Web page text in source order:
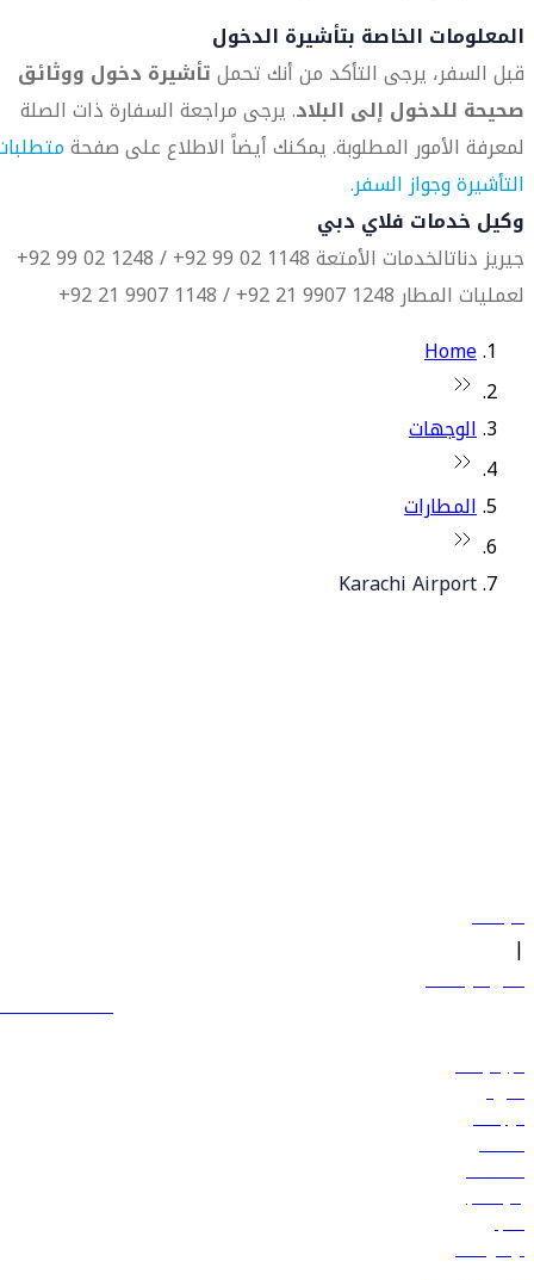
المعلومات الخاصة بتأشيرة الدخول
قبل السفر، يرجى التأكد من أنك تحملتأشيرة دخول ووثائق
صحيحة للدخول إلى البلاد. يرجى مراجعة السفارة ذات الصلة
لمعرفة الأمور المطلوبة. يمكنك أيضاً الاطلاع على صفحة
التأشيرة وجواز السفر.
وكيل خدمات فلاي دبي
جيريز دناتالخدمات الأمتعة 1148 02 99 92+ / 1248 02 99 92+
لعمليات المطار 1248 9907 21 92+ / 1148 9907 21 92+
Home
الوجهات
المطارات
Karachi Airport
سياساتنا
|
الشروط والأحكام
600 544 445
حجز الرحلات
العروض
الوجهات
الأمتعة
المساعدة
إدارة الحجز
الأخبار
تواصل معنا